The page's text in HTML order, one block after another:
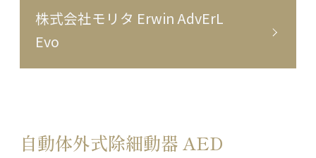
株式会社モリタ Erwin AdvErL
Evo
自動体外式除細動器 AED